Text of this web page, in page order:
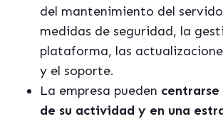
del mantenimiento del
medidas de seguridad, la
plataforma, las
y el soporte.
La empresa pueden
de su actividad y en una